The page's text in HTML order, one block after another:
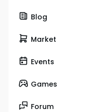
Blog
Market
Events
Games
Forum